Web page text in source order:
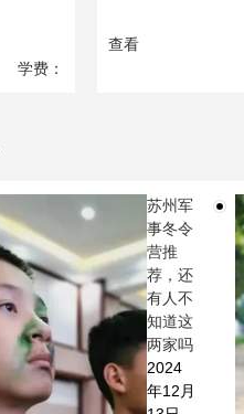
学费：
查看
苏州军
事冬令
营推
荐，还
有人不
知道这
两家吗
2024
年12月